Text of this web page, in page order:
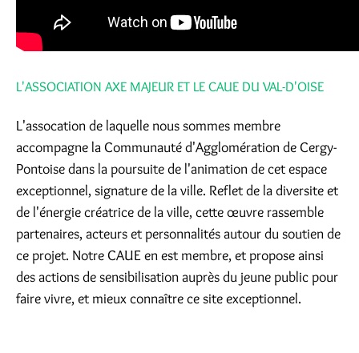
L'ASSOCIATION AXE MAJEUR ET LE CAUE DU VAL-D'OISE
L'assocation de laquelle nous sommes membre
accompagne la Communauté d'Agglomération de Cergy-
Pontoise dans la poursuite de l'animation de cet espace
exceptionnel, signature de la ville. Reflet de la diversite et
de l'énergie créatrice de la ville, cette œuvre rassemble
partenaires, acteurs et personnalités autour du soutien de
ce projet. Notre CAUE en est membre, et propose ainsi
des actions de sensibilisation auprès du jeune public pour
faire vivre, et mieux connaître ce site exceptionnel.